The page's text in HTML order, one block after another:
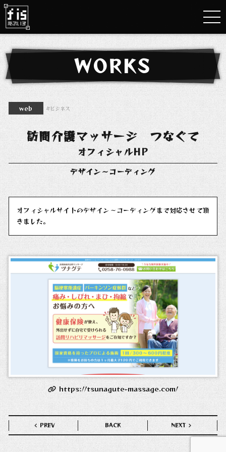
WORKS
web ビジネス
訪問介護マッサージ つなぐて
オフィシャルHP
デザイン～コーディング
オフィシャルサイトのデザイン～コーディングまで対応させて頂
きました。
https://tsunagute-massage.com/
PREV BACK NEXT